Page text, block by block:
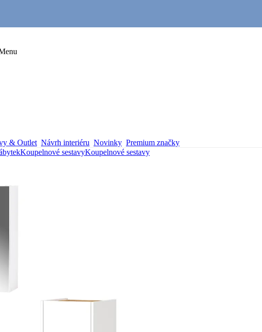
& Outlet Návrh interiéru Novinky Premium značky
Koupelnové sestavyKoupelnové sestavy